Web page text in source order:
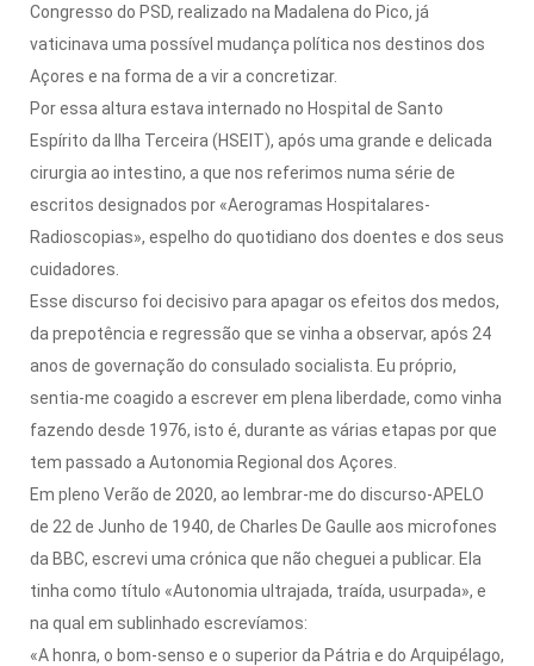
Congresso do PSD, realizado na Madalena do Pico, já
vaticinava uma possível mudança política nos destinos dos
Açores e na forma de a vir a concretizar.
Por essa altura estava internado no Hospital de Santo
Espírito da Ilha Terceira (HSEIT), após uma grande e delicada
cirurgia ao intestino, a que nos referimos numa série de
escritos designados por «Aerogramas Hospitalares-
Radioscopias», espelho do quotidiano dos doentes e dos seus
cuidadores.
Esse discurso foi decisivo para apagar os efeitos dos medos,
da prepotência e regressão que se vinha a observar, após 24
anos de governação do consulado socialista. Eu próprio,
sentia-me coagido a escrever em plena liberdade, como vinha
fazendo desde 1976, isto é, durante as várias etapas por que
tem passado a Autonomia Regional dos Açores.
Em pleno Verão de 2020, ao lembrar-me do discurso-APELO
de 22 de Junho de 1940, de Charles De Gaulle aos microfones
da BBC, escrevi uma crónica que não cheguei a publicar. Ela
tinha como título «Autonomia ultrajada, traída, usurpada», e
na qual em sublinhado escrevíamos:
«A honra, o bom-senso e o superior da Pátria e do Arquipélago,